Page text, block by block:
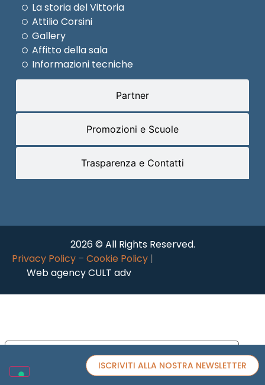
Partner
Promozioni e Scuole
Trasparenza e Contatti
La storia del Vittoria
Attilio Corsini
Gallery
Affitto della sala
Informazioni tecniche
2026 © All Rights Reserved.
Privacy Policy – Cookie Policy |
Web agency CULT adv
ISCRIVITI ALLA NOSTRA NEWSLETTER
Informativa sulla raccolta